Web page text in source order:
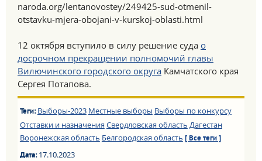
naroda.org/lentanovostey/249425-sud-otmenil-
otstavku-mjera-obojani-v-kurskoj-oblasti.html
12 октября вступило в силу решение суда о
досрочном прекращении полномочий главы
Вилючинского городского округа Камчатского края
Сергея Потапова.
Теги: Выборы-2023 Местные выборы Выборы по конкурсу
Отставки и назначения Свердловская область Дагестан
Воронежская область Белгородская область [ Все теги ]
Дата:17.10.2023